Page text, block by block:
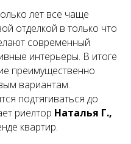
лет все чаще
отделкой в только что
современный
интерьеры. В итоге
преимущественно
вариантам.
подтягиваться до
риелтор Наталья Г.,
квартир.